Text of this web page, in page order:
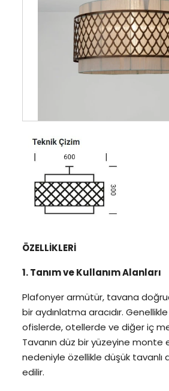
ÖZELLİKLERİ
1. Tanım ve Kullanım Alanları
Plafonyer armütür, tavana
bir aydınlatma aracıdır.
ofislerde, otellerde ve diğer iç
Tavanın düz bir yüzeyine monte
nedeniyle özellikle düşük tavanlı
edilir.